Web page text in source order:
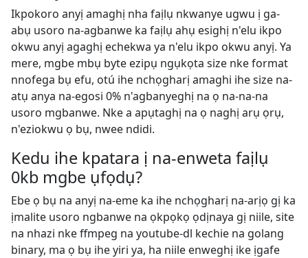
Ikpokoro anyị amaghị nha faịlụ nkwanye ugwu ị ga-
abụ usoro na-agbanwe ka faịlụ ahụ esighị n'elu ikpo
okwu anyị agaghị echekwa ya n'elu ikpo okwu anyị. Ya
mere, mgbe mbụ byte ezipụ ngụkọta size nke format
nnofega bụ efu, otú ihe nchọgharị amaghi ihe size na-
atụ anya na-egosi 0% n'agbanyeghị na ọ na-na-na
usoro mgbanwe. Nke a apụtaghị na ọ naghị arụ ọrụ,
n'eziokwu ọ bụ, nwee ndidi.
Kedu ihe kpatara ị na-enweta faịlụ
0kb mgbe ụfọdụ?
Ebe ọ bụ na anyị na-eme ka ihe nchọgharị na-arịọ gị ka
ịmalite usoro ngbanwe na ọkpọkọ ọdịnaya gị niile, site
na nhazi nke ffmpeg na youtube-dl kechie na golang
binary, ma ọ bụ ihe yiri ya, ha niile enweghị ike ịgafe